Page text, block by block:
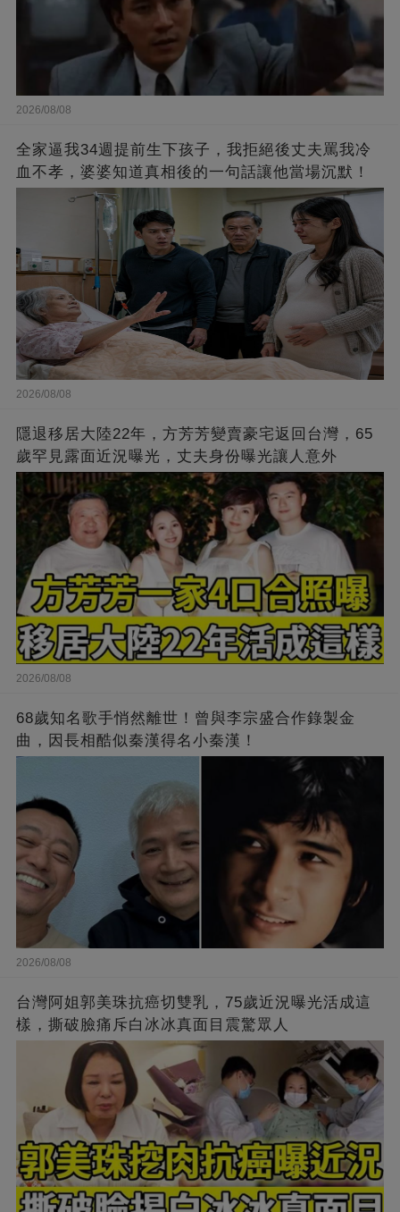
2026/08/08
全家逼我34週提前生下孩子，我拒絕後丈夫罵我冷
血不孝，婆婆知道真相後的一句話讓他當場沉默！
2026/08/08
隱退移居大陸22年，方芳芳變賣豪宅返回台灣，65
歲罕見露面近況曝光，丈夫身份曝光讓人意外
2026/08/08
68歲知名歌手悄然離世！曾與李宗盛合作錄製金
曲，因長相酷似秦漢得名小秦漢！
2026/08/08
台灣阿姐郭美珠抗癌切雙乳，75歲近況曝光活成這
樣，撕破臉痛斥白冰冰真面目震驚眾人